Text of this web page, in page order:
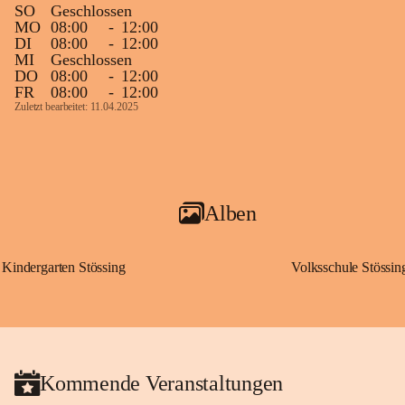
SO
Geschlossen
MO 08:00 - 12:00
DI
08:00 - 12:00
MI
Geschlossen
DO
08:00 - 12:00
FR
08:00 - 12:00
Zuletzt bearbeitet: 11.04.2025
Alben
Kindergarten Stössing Volksschule
Kommende Veranstaltungen